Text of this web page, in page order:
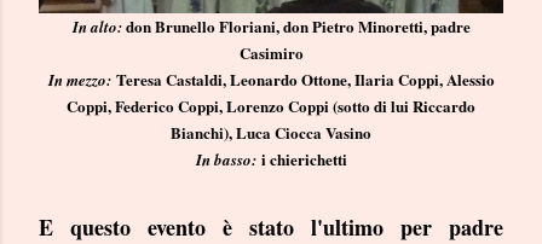
In alto:don Brunello Floriani, don Pietro Minoretti, padre
Casimiro
In mezzo:Teresa Castaldi, Leonardo Ottone, Ilaria Coppi, Alessio
Coppi, Federico Coppi, Lorenzo Coppi (sotto di lui Riccardo
Bianchi), Luca Ciocca Vasino
In basso:i chierichetti
E questo evento è stato l'ultimo per padre